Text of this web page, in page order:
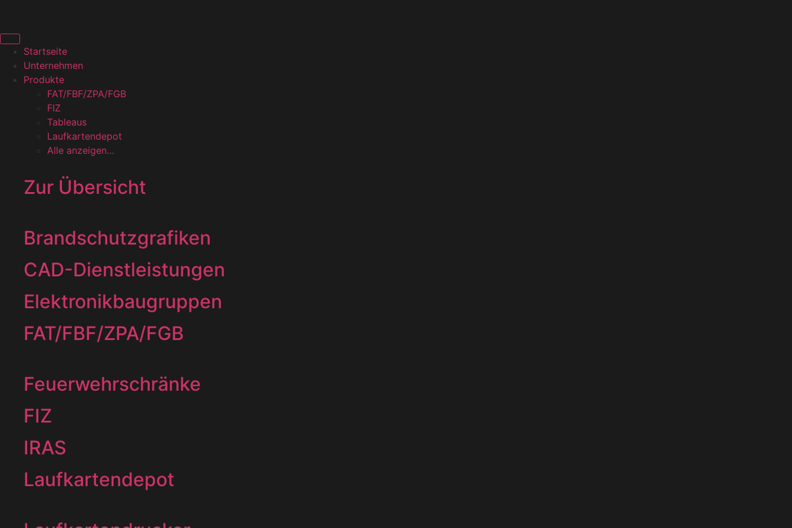
Startseite
Unternehmen
Produkte
FAT/FBF/ZPA/FGB
FIZ
Tableaus
Laufkartendepot
Alle anzeigen…
Zur Übersicht
Brandschutzgrafiken
CAD-Dienstleistungen
Elektronikbaugruppen
FAT/FBF/ZPA/FGB
Feuerwehrschränke
FIZ
IRAS
Laufkartendepot